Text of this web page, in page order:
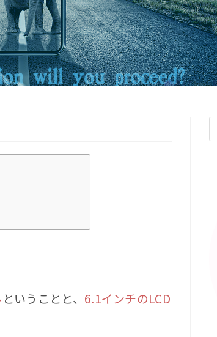
ということと、 6.1インチのLCD